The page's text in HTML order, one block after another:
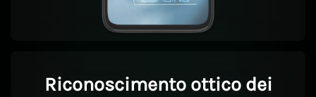
Riconoscimento ottico dei